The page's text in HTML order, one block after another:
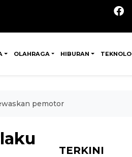
OLAHRAGA HIBURAN
pemotor
TERKINI